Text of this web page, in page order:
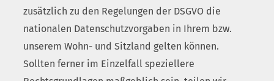
zusätzlich zu den Regelungen der DSGVO die
nationalen Datenschutzvorgaben in Ihrem bzw.
unserem Wohn- und Sitzland gelten können.
Sollten ferner im Einzelfall speziellere